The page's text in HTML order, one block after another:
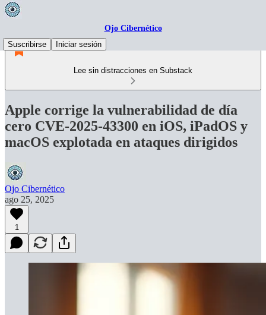
Ojo Cibernético
Suscribirse
Iniciar sesión
Lee sin distracciones en Substack
Apple corrige la vulnerabilidad de día
cero CVE-2025-43300 en iOS, iPadOS y
macOS explotada en ataques dirigidos
Ojo Cibernético
ago 25, 2025
1